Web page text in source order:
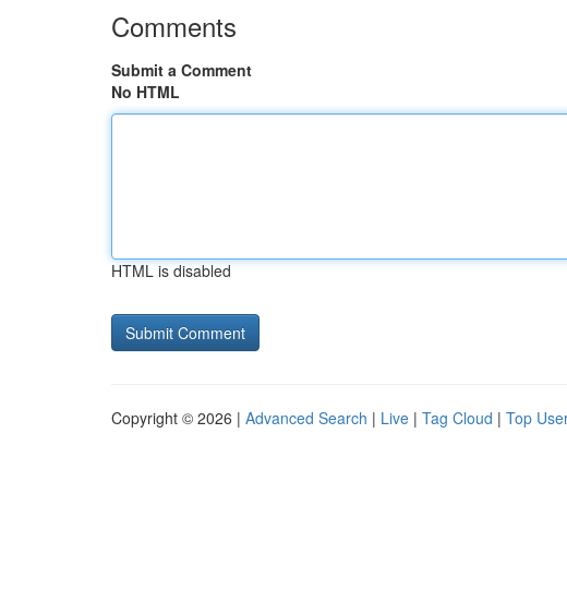
Comments
Submit a Comment
No HTML
HTML is disabled
Copyright © 2026 | Advanced Search | Live | Tag Cloud | Top